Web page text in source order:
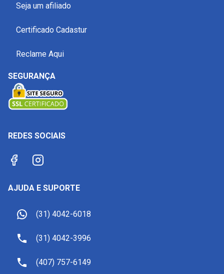
Seja um afiliado
Certificado Cadastur
Reclame Aqui
SEGURANÇA
REDES SOCIAIS
AJUDA E SUPORTE
(31) 4042-6018
(31) 4042-3996
(407) 757-6149